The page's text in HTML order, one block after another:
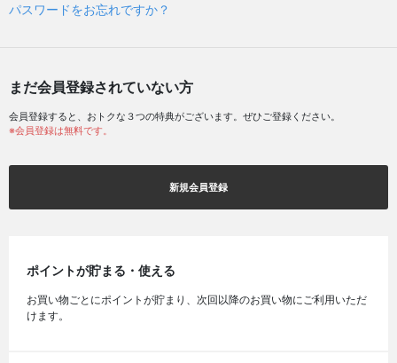
パスワードをお忘れですか？
まだ会員登録されていない方
会員登録すると、おトクな３つの特典がございます。ぜひご登録ください。
※会員登録は無料です。
新規会員登録
ポイントが貯まる・使える
お買い物ごとにポイントが貯まり、次回以降のお買い物にご利用いただ
けます。